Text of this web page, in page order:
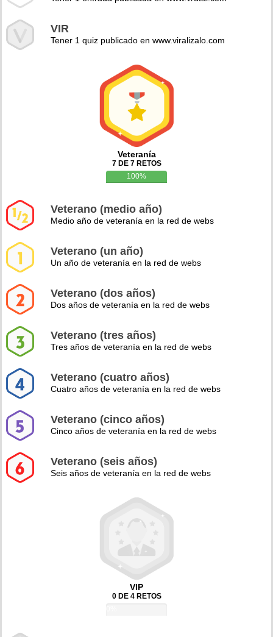
VIR
Tener 1 quiz publicado en www.viralizalo.com
Veteranía
7 DE 7 RETOS
100%
Veterano (medio año)
Medio año de veteranía en la red de webs
Veterano (un año)
Un año de veteranía en la red de webs
Veterano (dos años)
Dos años de veteranía en la red de webs
Veterano (tres años)
Tres años de veteranía en la red de webs
Veterano (cuatro años)
Cuatro años de veteranía en la red de webs
Veterano (cinco años)
Cinco años de veteranía en la red de webs
Veterano (seis años)
Seis años de veteranía en la red de webs
VIP
0 DE 4 RETOS